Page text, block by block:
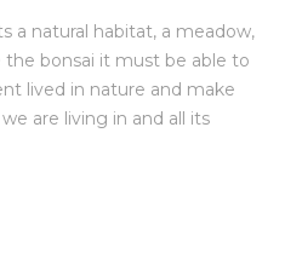
a natural habitat, a meadow,
the bonsai it must be able to
lived in nature and make
are living in and all its